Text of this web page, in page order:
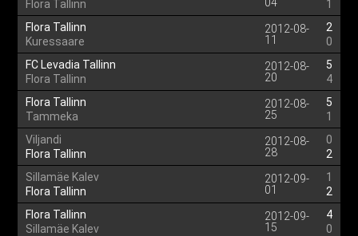
Flora Tallinn
1
Flora Tallinn
Kuressaare
2012-08-
11
2
0
FC Levadia Tallinn
Flora Tallinn
2012-08-
20
5
4
Flora Tallinn
Tammeka
2012-08-
25
5
1
Viljandi
Flora Tallinn
2012-08-
28
0
2
Sillamäe Kalev
Flora Tallinn
2012-09-
01
1
2
Flora Tallinn
Sillamäe Kalev
2012-09-
15
4
0